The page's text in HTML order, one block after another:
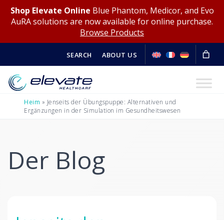
Shop Elevate Online Blue Phantom, Medicor, and Evo
AuRA solutions are now available for online purchase.
Browse Products
SEARCH ABOUT US
Heim » Jenseits der Übungspuppe: Alternativen und
Ergänzungen in der Simulation im Gesundheitswesen
Der Blog